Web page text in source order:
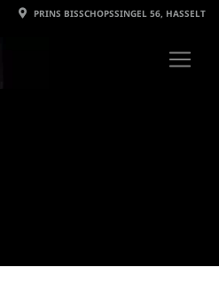
PRINS BISSCHOPSSINGEL 56, HASSELT